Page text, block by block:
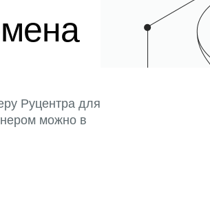
Руцентра для
можно в